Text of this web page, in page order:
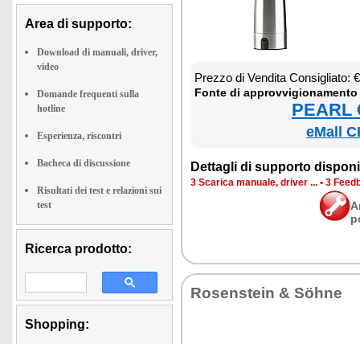
Area di supporto:
Download di manuali, driver,
video
Domande frequenti sulla
hotline
Esperienza, riscontri
Bacheca di discussione
Risultati dei test e relazioni sui
test
Ricerca prodotto:
Shopping:
Prez­zo di Ven­di­ta Con­si­glia­to:
Fon­te di
PEARL
eMall
Det­ta­gli di sup­por­to
3 Sca­ri­ca ma­nua­le, dri­ver ... • 3
Ro­sen­stein & Söhne